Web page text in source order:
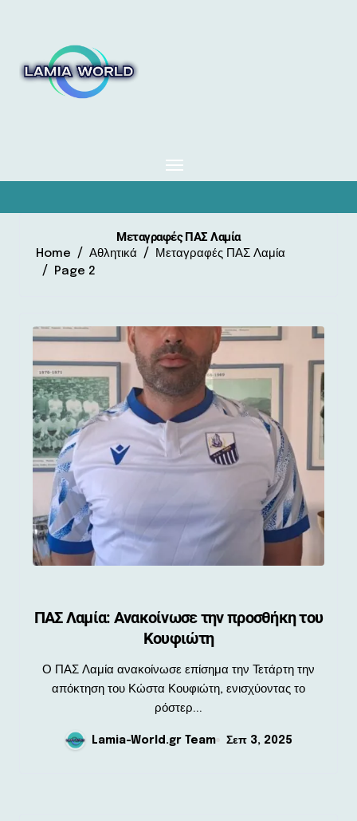
Μεταγραφές ΠΑΣ Λαμία
Home Αθλητικά
Μεταγραφές ΠΑΣ Λαμία
Page 2
ΠΑΣ Λαμία: Ανακοίνωσε την προσθήκη του
Κουφιώτη
Ο ΠΑΣ Λαμία ανακοίνωσε επίσημα την Τετάρτη την
απόκτηση του Κώστα Κουφιώτη, ενισχύοντας το
ρόστερ...
Lamia-World.gr Team Σεπ 3, 2025